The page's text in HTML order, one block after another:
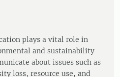
plays a vital role in
and sustainability
about issues such as
loss, resource use, and